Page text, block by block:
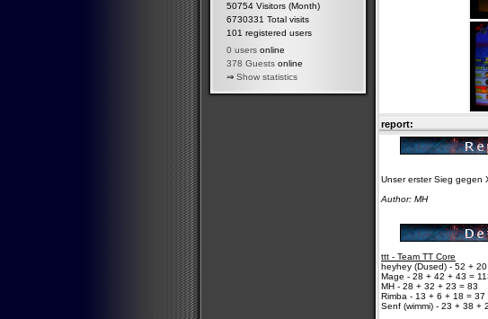
50754 Visitors (Month)
6730331 Total visits
101 registered users
0 users online
378 Guests online
⇒ Show statistics
report:
Unser erster Sieg gegen
Author: MH
ttt - Team TT Core
heyhey (Dused) - 52 +
Mage - 28 + 42 + 43 =
MH - 28 + 32 + 23 = 83
Rimba - 13 + 6 + 18 = 37
Senf (wimmi) - 23 + 38 +